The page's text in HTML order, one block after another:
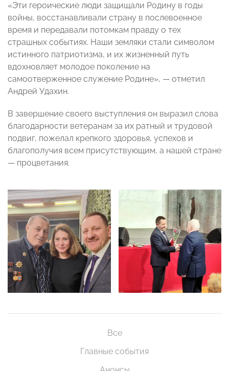
«Эти героические люди защищали Родину в годы
войны, восстанавливали страну в послевоенное
время и передавали потомкам правду о тех
страшных событиях. Наши земляки стали символом
истинного патриотизма, и их жизненный путь
вдохновляет молодое поколение на
самоотверженное служение Родине», — отметил
Андрей Удахин.
В завершение своего выступления он выразил слова
благодарности ветеранам за их ратный и трудовой
подвиг, пожелал крепкого здоровья, успехов и
благополучия всем присутствующим, а нашей стране
— процветания.
Все
Главные события